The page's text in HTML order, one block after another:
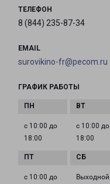
ТЕЛЕФОН
8 (844) 235-87-34
EMAIL
surovikino-fr@pecom.ru
ГРАФИК РАБОТЫ
с 10:00 до
18:00
с 10:00 до
18:00
с 10:00 до
Выходной